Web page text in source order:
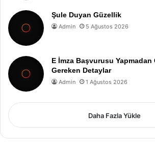
Şule Duyan Güzellik
Admin 5 Ağustos 2026
E İmza Başvurusu
Gereken Detaylar
Admin 1 Ağustos 2026
Daha Fazla Yükle